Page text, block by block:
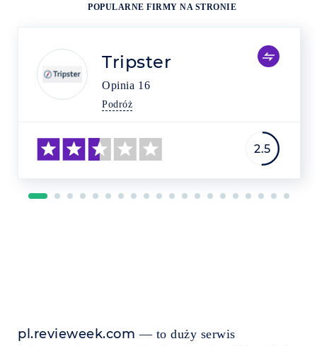
POPULARNE FIRMY NA STRONIE
Tripster
Opinia 16
Podróż
2.5
pl.revieweek.com — to duży serwis